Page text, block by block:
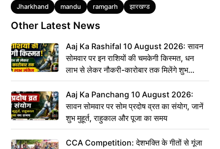
Tags
Jharkhand mandu ramgarh झारखण्ड
Other Latest News
Aaj Ka Rashifal 10 August 2026: सावन
सोमवार पर इन राशियों की चमकेगी किस्मत, धन
लाभ से लेकर नौकरी-कारोबार तक मिलेंगे शुभ
संकेत
Aaj Ka Panchang 10 August 2026:
सावन सोमवार पर सोम प्रदोष व्रत का संयोग, जानें
शुभ मुहूर्त, राहुकाल और पूजा का समय
CCA Competition: देशभक्ति के गीतों से गूंजा